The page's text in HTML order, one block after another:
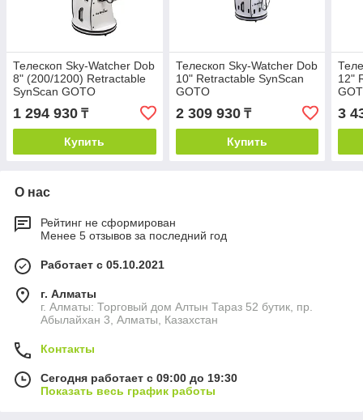
Телескоп Sky-Watcher Dob
8" (200/1200) Retractable
SynScan GOTO
1 294 930 ₸
Купить
Телескоп Sky-Watcher Dob
10" Retractable SynScan
GOTO
2 309 930₸
Купить
12"
3
О нас
Рейтинг не сформирован
Менее 5 отзывов за последний год
Работает с 05.10.2021
г. Алматы
г. Алматы: Торговый дом Алтын Тараз 52 бутик, пр.
Абылайхан 3, Алматы, Казахстан
Контакты
Сегодня работает с 09:00 до 19:30
Показать весь график работы